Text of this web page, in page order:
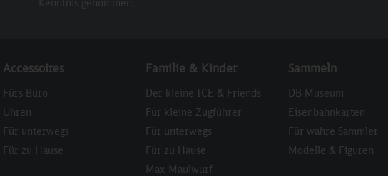
Kenntnis genommen.
Accessoires
Fürs Büro
Uhren
Für unterwegs
Für zu Hause
Familie & Kinder
Der kleine ICE & Friends
Für kleine Zugführer
Für unterwegs
Für zu Hause
Max Maulwurf
Sammeln
DB Museum
Eisenbahnkarten
Für wahre Sammler
Modelle & Figuren